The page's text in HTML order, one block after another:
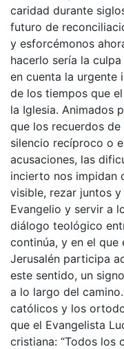
caridad durante
futuro de
y esforcémonos
hacerlo sería la
en cuenta la urgente
de los tiempos que
la Iglesia. Animados
que los recuerdos
silencio recíproco o
acusaciones, las
incierto nos impidan
visible, rezar juntos
Evangelio y servir a
diálogo teológico
continúa, y en el
Jerusalén participa
este sentido, un
a lo largo del
católicos y los
que el Evangelista
cristiana: “Todos los